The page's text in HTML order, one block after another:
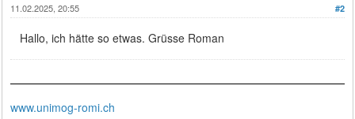
#2
11.02.2025, 20:55
Hallo, ich hätte so etwas. Grüsse Roman
www.unimog-romi.ch